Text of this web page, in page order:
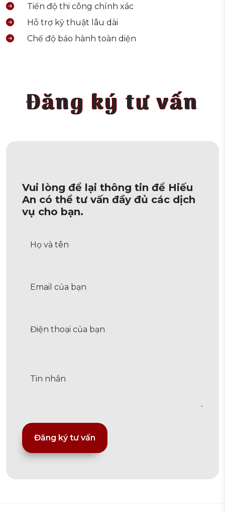
Tiến độ thi công chính xác
Hỗ trợ kỹ thuật lâu dài
Chế độ bảo hành toàn diện
Đăng ký tư vấn
Vui lòng để lại thông tin để Hiếu
An có thể tư vấn đầy đủ các dịch
vụ cho bạn.